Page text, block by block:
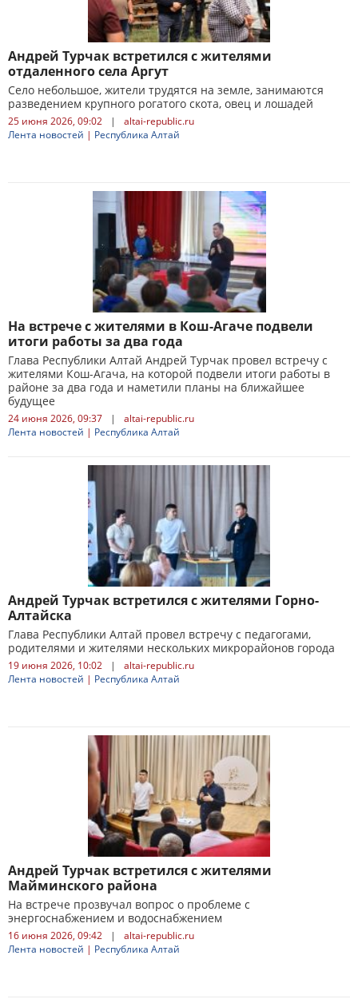
Андрей Турчак встретился с жителями
отдаленного села Аргут
Село небольшое, жители трудятся на земле, занимаются
разведением крупного рогатого скота, овец и лошадей
25 июня 2026, 09:02 |
altai-republic.ru
Лента новостей | Республика Алтай
На встрече с жителями в Кош-Агаче подвели
итоги работы за два года
Глава Республики Алтай Андрей Турчак провел встречу с
жителями Кош-Агача, на которой подвели итоги работы в
районе за два года и наметили планы на ближайшее
будущее
24 июня 2026, 09:37 |
altai-republic.ru
Лента новостей | Республика Алтай
Андрей Турчак встретился с жителями Горно-
Алтайска
Глава Республики Алтай провел встречу с педагогами,
родителями и жителями нескольких микрорайонов города
19 июня 2026, 10:02 |
altai-republic.ru
Лента новостей | Республика Алтай
Андрей Турчак встретился с жителями
Майминского района
На встрече прозвучал вопрос о проблеме с
энергоснабжением и водоснабжением
16 июня 2026, 09:42 |
altai-republic.ru
Лента новостей | Республика Алтай